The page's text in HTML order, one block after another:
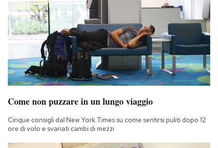
Come non puzzare in un lungo viaggio
Cinque consigli dal New York Times su come sentirsi puliti dopo 12
ore di volo e svariati cambi di mezzi